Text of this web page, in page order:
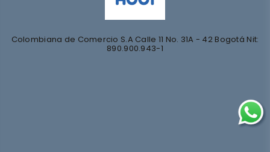
Colombiana de Comercio S.A Calle 11 No. 31A - 42 Bogotá Nit:
890.900.943-1